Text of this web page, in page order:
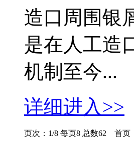
造口周围银
是在人工造
机制至今...
详细进入>>
页次：1/8 每页8 总数62 首页